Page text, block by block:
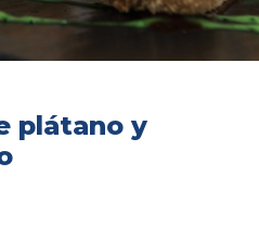
plátano y